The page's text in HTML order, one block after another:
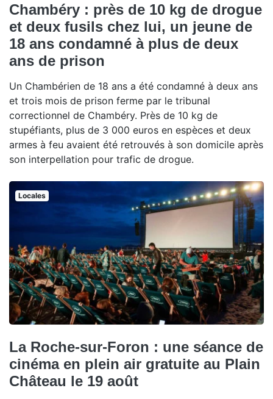
Chambéry : près de 10 kg de drogue
et deux fusils chez lui, un jeune de
18 ans condamné à plus de deux
ans de prison
Un Chambérien de 18 ans a été condamné à deux ans
et trois mois de prison ferme par le tribunal
correctionnel de Chambéry. Près de 10 kg de
stupéfiants, plus de 3 000 euros en espèces et deux
armes à feu avaient été retrouvés à son domicile après
son interpellation pour trafic de drogue.
Locales
La Roche-sur-Foron : une séance de
cinéma en plein air gratuite au Plain
Château le 19 août